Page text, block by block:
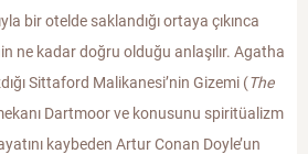
bir otelde saklandığı ortaya çıkınca
ne kadar doğru olduğu anlaşılır. Agatha
Sittaford Malikanesi’nin Gizemi (The
Dartmoor ve konusunu spiritüalizm
kaybeden Artur Conan Doyle’un